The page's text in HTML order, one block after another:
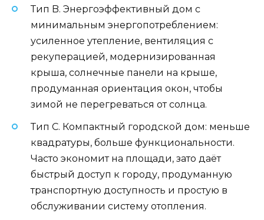
Тип B. Энергоэффективный дом с
минимальным энергопотреблением:
усиленное утепление, вентиляция с
рекуперацией, модернизированная
крыша, солнечные панели на крыше,
продуманная ориентация окон, чтобы
зимой не перегреваться от солнца.
Тип C. Компактный городской дом: меньше
квадратуры, больше функциональности.
Часто экономит на площади, зато даёт
быстрый доступ к городу, продуманную
транспортную доступность и простую в
обслуживании систему отопления.